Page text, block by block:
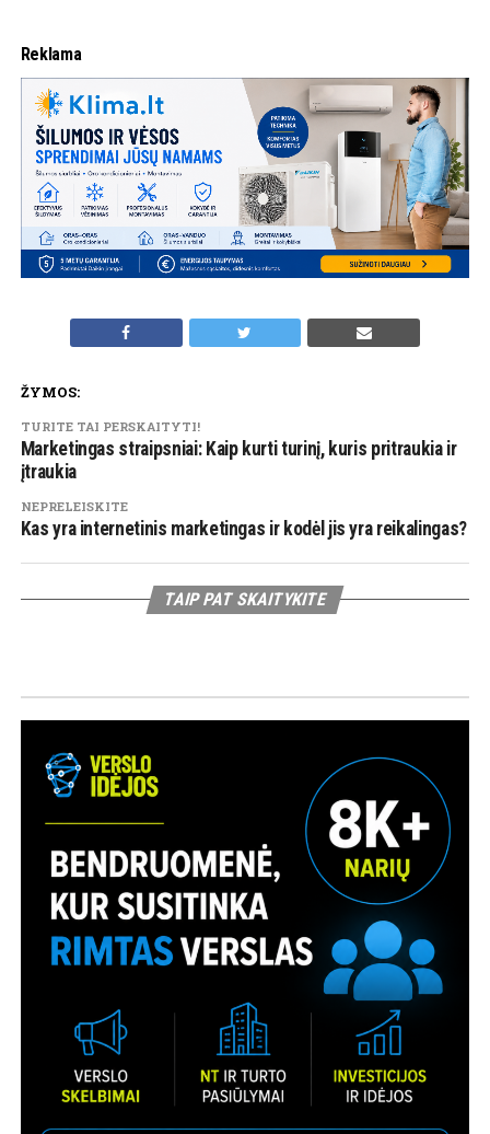
Reklama
ŽYMOS:
TURITE TAI PERSKAITYTI!
Marketingas straipsniai: Kaip kurti turinį, kuris pritraukia ir
įtraukia
NEPRELEISKITE
Kas yra internetinis marketingas ir kodėl jis yra reikalingas?
TAIP PAT SKAITYKITE